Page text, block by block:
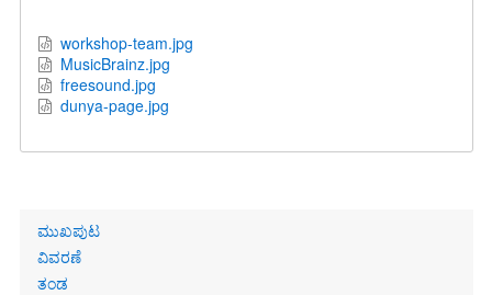
workshop-team.jpg
MusicBrainz.jpg
freesound.jpg
dunya-page.jpg
Primary
links
ಮುಖಪುಟ
ವಿವರಣೆ
ತಂಡ